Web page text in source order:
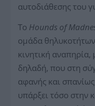
αυτοδιάθεσης του
Το Hounds of
ομάδα
κινητική
δηλαδή, που στη
αφανής και
υπάρξει τόσο στην